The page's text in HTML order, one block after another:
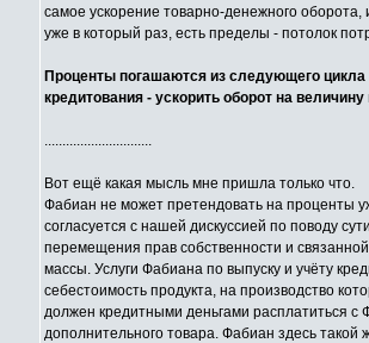
самое ускорение товарно-денежного оборота,
уже в который раз, есть пределы - потолок
Проценты погашаются из следующего
кредитования - ускорить оборот на
..............................
Вот ещё какая мысль мне пришла только что.
Фабиан не может претендовать на проценты
согласуется с нашей дискуссией по поводу
перемещения прав собственности и
массы. Услуги Фабиана по выпуску и учёту
себестоимость продукта, на производство
должен кредитными деньгами расплатиться с
дополнительного товара. Фабиан здесь такой